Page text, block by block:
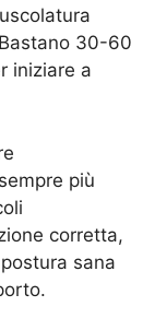
30-60
iniziare a
più
corretta,
sana